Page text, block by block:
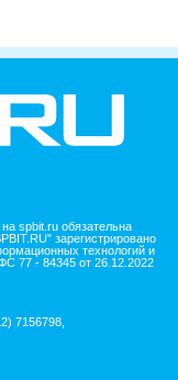
spbit.ru обязательна
зарегистрировано
технологий и
77 - 84345 от 26.12.2022
7156798,